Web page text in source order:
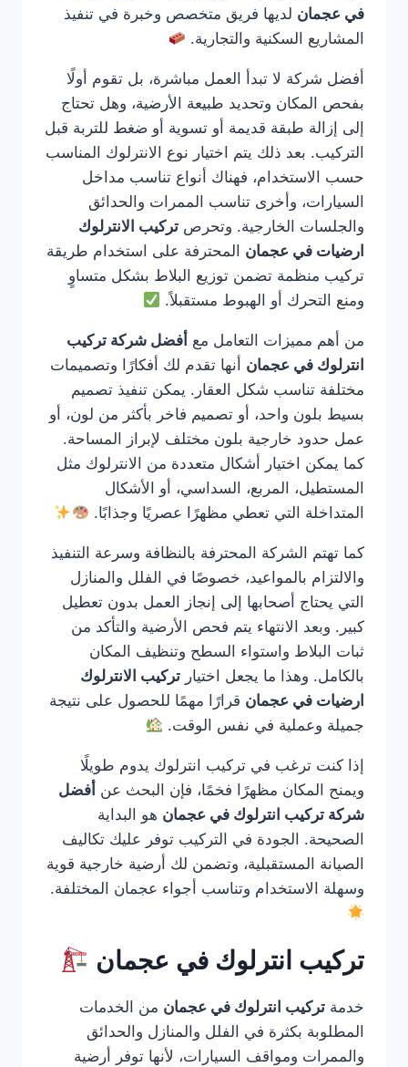
في عجمان لديها فريق متخصص وخبرة في تنفيذ
المشاريع السكنية والتجارية.
أفضل شركة لا تبدأ العمل مباشرة، بل تقوم أولًا
بفحص المكان وتحديد طبيعة الأرضية، وهل تحتاج
إلى إزالة طبقة قديمة أو تسوية أو ضغط للتربة قبل
التركيب. بعد ذلك يتم اختيار نوع الانترلوك المناسب
حسب الاستخدام، فهناك أنواع تناسب مداخل
السيارات، وأخرى تناسب الممرات والحدائق
والجلسات الخارجية. وتحرص تركيب الانترلوك
ارضيات في عجمان المحترفة على استخدام طريقة
تركيب منظمة تضمن توزيع البلاط بشكل متساوٍ
ومنع التحرك أو الهبوط مستقبلاً.
من أهم مميزات التعامل مع أفضل شركة تركيب
انترلوك في عجمان أنها تقدم لك أفكارًا وتصميمات
مختلفة تناسب شكل العقار. يمكن تنفيذ تصميم
بسيط بلون واحد، أو تصميم فاخر بأكثر من لون، أو
عمل حدود خارجية بلون مختلف لإبراز المساحة.
كما يمكن اختيار أشكال متعددة من الانترلوك مثل
المستطيل، المربع، السداسي، أو الأشكال
المتداخلة التي تعطي مظهرًا عصريًا وجذابًا.
كما تهتم الشركة المحترفة بالنظافة وسرعة التنفيذ
والالتزام بالمواعيد، خصوصًا في الفلل والمنازل
التي يحتاج أصحابها إلى إنجاز العمل بدون تعطيل
كبير. وبعد الانتهاء يتم فحص الأرضية والتأكد من
ثبات البلاط واستواء السطح وتنظيف المكان
بالكامل. وهذا ما يجعل اختيار تركيب الانترلوك
ارضيات في عجمان قرارًا مهمًا للحصول على نتيجة
جميلة وعملية في نفس الوقت.
إذا كنت ترغب في تركيب انترلوك يدوم طويلًا
ويمنح المكان مظهرًا فخمًا، فإن البحث عن أفضل
شركة تركيب انترلوك في عجمان هو البداية
الصحيحة. الجودة في التركيب توفر عليك تكاليف
الصيانة المستقبلية، وتضمن لك أرضية خارجية قوية
وسهلة الاستخدام وتناسب أجواء عجمان المختلفة.
تركيب انترلوك في عجمان
خدمة تركيب انترلوك في عجمان من الخدمات
المطلوبة بكثرة في الفلل والمنازل والحدائق
والممرات ومواقف السيارات، لأنها توفر أرضية